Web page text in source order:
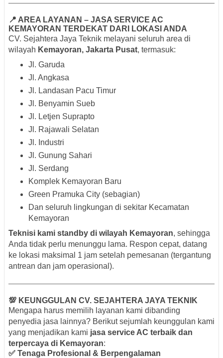
📍 AREA LAYANAN – JASA SERVICE AC
KEMAYORAN TERDEKAT DARI LOKASI ANDA
CV. Sejahtera Jaya Teknik melayani seluruh area di
wilayah Kemayoran, Jakarta Pusat, termasuk:
Jl. Garuda
Jl. Angkasa
Jl. Landasan Pacu Timur
Jl. Benyamin Sueb
Jl. Letjen Suprapto
Jl. Rajawali Selatan
Jl. Industri
Jl. Gunung Sahari
Jl. Serdang
Komplek Kemayoran Baru
Green Pramuka City (sebagian)
Dan seluruh lingkungan di sekitar Kecamatan
Kemayoran
Teknisi kami standby di wilayah Kemayoran, sehingga
Anda tidak perlu menunggu lama. Respon cepat, datang
ke lokasi maksimal 1 jam setelah pemesanan (tergantung
antrean dan jam operasional).
💯 KEUNGGULAN CV. SEJAHTERA JAYA TEKNIK
Mengapa harus memilih layanan kami dibanding
penyedia jasa lainnya? Berikut sejumlah keunggulan kami
yang menjadikan kami jasa service AC terbaik dan
terpercaya di Kemayoran:
✅ Tenaga Profesional & Berpengalaman